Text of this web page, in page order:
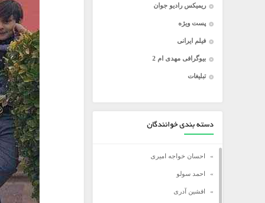
ریمیکس رادیو جوان
پست ویژه
فیلم ایرانی
بیوگرافی مهدی ام 2
تبلیغات
دسته بندی خوانندگان
احسان خواجه امیری
احمد سولو
افشین آدری